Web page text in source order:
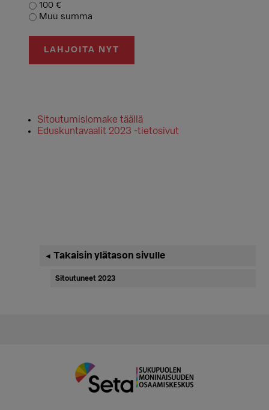
100 €
Muu summa
LAHJOITA NYT
Sitoutumislomake täällä
Eduskuntavaalit 2023 -tietosivut
Ensisijainen
sivupalkki
◄ Takaisin ylätason sivulle
Sitoutuneet 2023